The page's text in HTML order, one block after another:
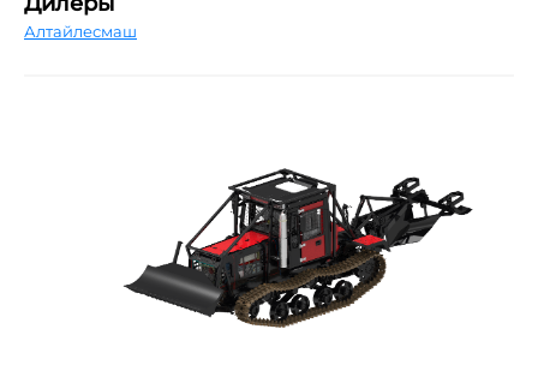
Алтайлесмаш